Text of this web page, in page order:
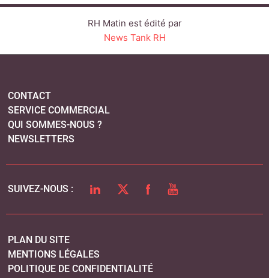
LINKEDINTWITTERFACEBOOK
MENTIONS LÉGALES
POLITIQUE DE CONFIDENTIALITÉ
COOKIES